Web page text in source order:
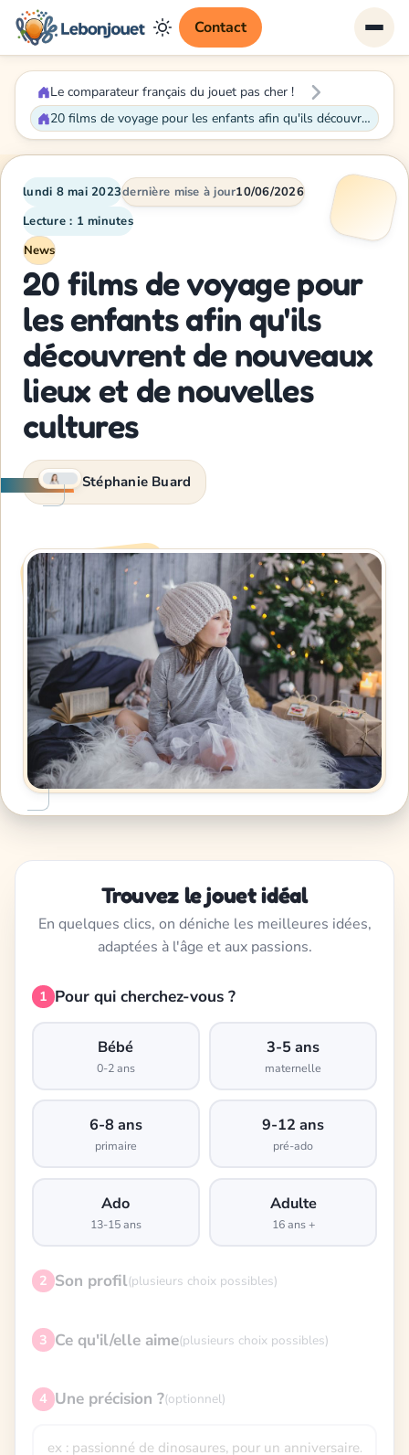
Contact
Le comparateur français du jouet pas cher !
20 films de voyage pour les enfants afin qu'ils découvrent de nouveaux lieux et de nouvelles cultures
lundi 8 mai 2023dernière mise à jour10/06/2026
Lecture : 1 minutes
News
20 films de voyage pour
les enfants afin qu'ils
découvrent de nouveaux
lieux et de nouvelles
cultures
Stéphanie Buard
Trouvez le jouet idéal
En quelques clics, on déniche les meilleures idées,
adaptées à l'âge et aux passions.
1 Pour qui cherchez-vous ?
Bébé
0-2 ans
3-5 ans
maternelle
6-8 ans
primaire
9-12 ans
pré-ado
Ado
13-15 ans
Adulte
16 ans +
2 Son profil(plusieurs choix possibles)
3 Ce qu'il/elle aime(plusieurs choix possibles)
4 Une précision ?(optionnel)